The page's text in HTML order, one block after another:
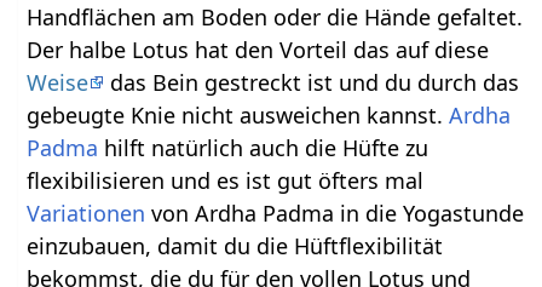
Handflächen am Boden oder die Hände gefaltet.
Der halbe Lotus hat den Vorteil das auf diese
Weise
das Bein gestreckt ist und du durch das
gebeugte Knie nicht ausweichen kannst.Ardha
Padma hilft natürlich auch die Hüfte zu
flexibilisieren und es ist gut öfters mal
Variationen von Ardha Padma in die Yogastunde
einzubauen, damit du die Hüftflexibilität
bekommst, die du für den vollen Lotus und